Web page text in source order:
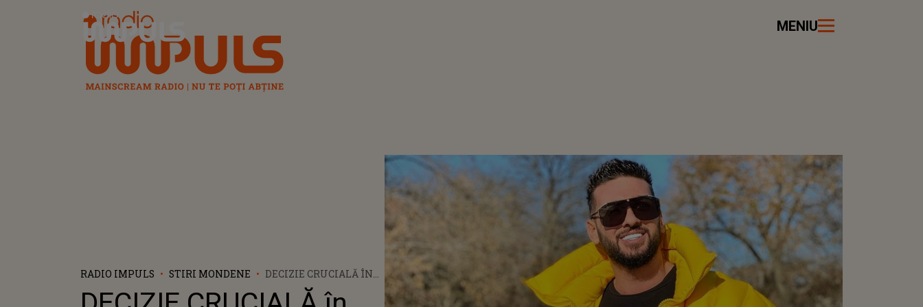
Radio Impuls MENIU
RADIO IMPULS STIRI MONDENE
DECIZIE CRUCIALĂ ÎN
CAZUL LUI DORIAN
POPA! ARTISTUL, DIN